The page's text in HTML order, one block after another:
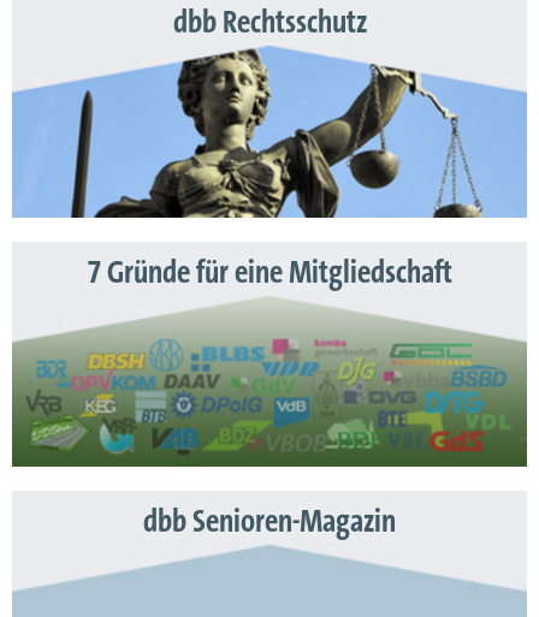
dbb Rechtsschutz
7 Gründe für eine Mitgliedschaft
dbb Senioren-Magazin